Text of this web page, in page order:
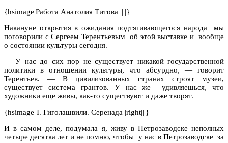
{hsimage|Работа Анатолия Титова ||||}
Накануне открытия в ожидания подтягивающегося народа
мы
поговорили с Сергеем Терентьевым
об этой выставке и вообще
о состоянии культуры сегодня.
— У нас до сих пор не существует никакой государственной
политики в отношении культуры, что абсурдно, — говорит
Терентьев. — В цивилизованных странах строят музеи,
существует система грантов. У нас же
удивляешься, что
художники еще живы, как-то существуют и даже творят.
{hsimage|Т. Гиголашвили. Серенада |right|||}
И в самом деле, подумала я, живу в Петрозаводске неполных
четыре десятка лет и не помню, чтобы у нас в Петрозаводске за